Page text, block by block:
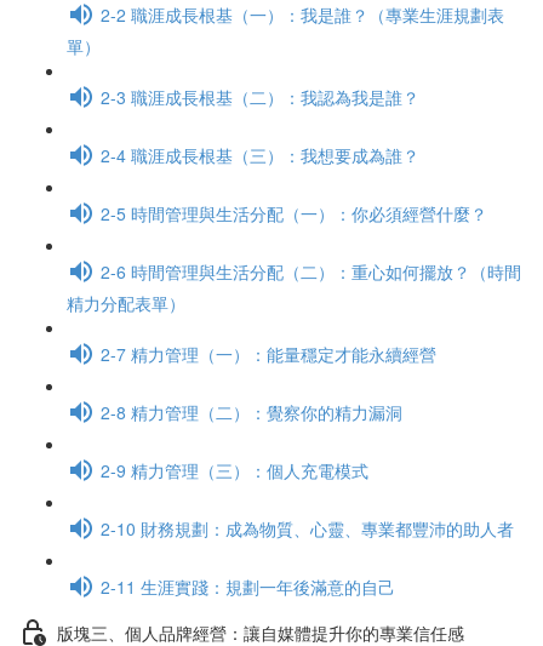
2-2 職涯成長根基（一）：我是誰？（專業生涯規劃表
單）
2-3 職涯成長根基（二）：我認為我是誰？
2-4 職涯成長根基（三）：我想要成為誰？
2-5 時間管理與生活分配（一）：你必須經營什麼？
2-6 時間管理與生活分配（二）：重心如何擺放？（時間
精力分配表單）
2-7 精力管理（一）：能量穩定才能永續經營
2-8 精力管理（二）：覺察你的精力漏洞
2-9 精力管理（三）：個人充電模式
2-10 財務規劃：成為物質、心靈、專業都豐沛的助人者
2-11 生涯實踐：規劃一年後滿意的自己
版塊三、個人品牌經營：讓自媒體提升你的專業信任感